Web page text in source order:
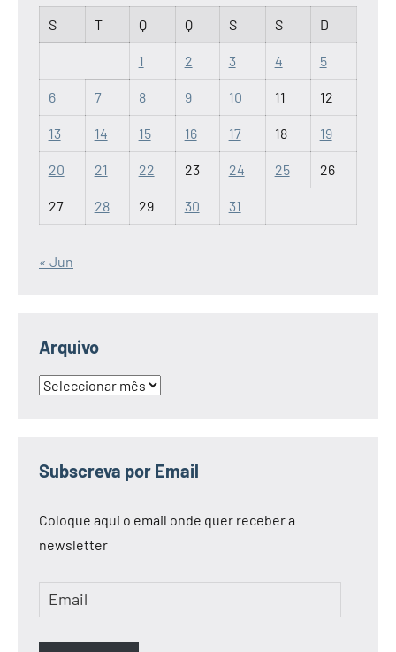
S
T Q Q S S D
1 2 3 4 5
6 7 8 9 10 11 12
13 14 15 16 17 18 19
20 21 22 23 24 25 26
27 28 29 30 31
« Jun
Arquivo
Arquivo
Subscreva por Email
Coloque aqui o email onde quer receber a
newsletter
Email